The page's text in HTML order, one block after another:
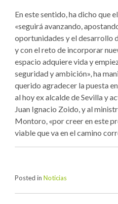
En este sentido, ha dicho que
«seguirá avanzando,
oportunidades y el desarrollo
y con el reto de incorporar
espacio adquiere vida y
seguridad y ambición», ha
querido agradecer la puesta
al hoy ex alcalde de Sevilla y
Juan Ignacio Zoido, y al
Montoro, «por creer en este
viable que va en el camino
Posted in Noticias